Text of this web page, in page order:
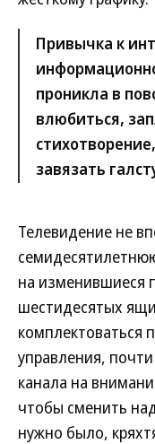
Привычка к
проникла в
влюбиться,
завязать
Телевидение не
на изменившиеся
шестидесятых
комплектоваться
управления,
канала на
чтобы сменить
нужно было,